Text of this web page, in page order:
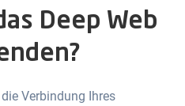
Deep Web
Verbindung Ihres